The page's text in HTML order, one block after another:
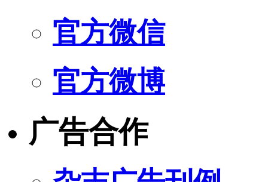
官方微信
官方微博
广告合作